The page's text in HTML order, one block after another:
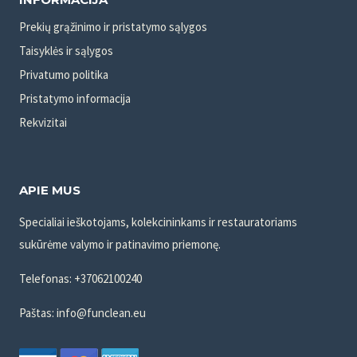
Prekių grąžinimo ir pristatymo sąlygos
Taisyklės ir sąlygos
Privatumo politika
Pristatymo informacija
Rekvizitai
APIE MUS
Specialiai ieškotojams, kolekcininkams ir restauratoriams
sukūrėme valymo ir patinavimo priemonę.
Telefonas: +37062100240
Paštas: info@funclean.eu